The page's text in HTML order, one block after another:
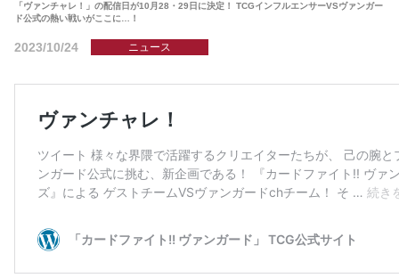
「ヴァンチャレ！」の配信日が10月28・29日に決定！ TCGインフルエンサーVSヴァンガー
ド公式の熱い戦いがここに…！
2023/10/24 ニュース